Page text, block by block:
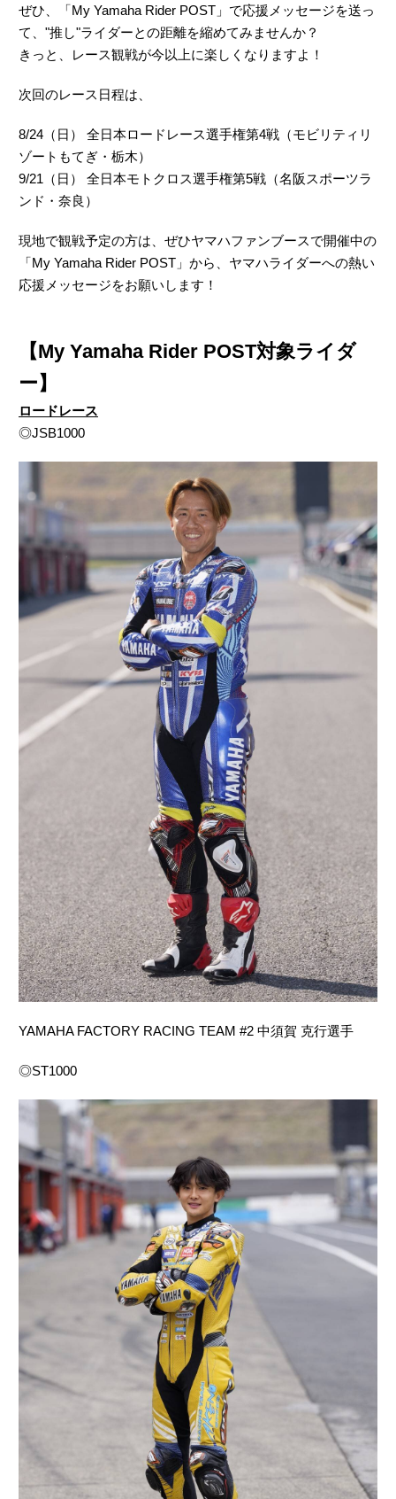
ぜひ、「My Yamaha Rider POST」で応援メッセージを送っ
て、"推し"ライダーとの距離を縮めてみませんか？
きっと、レース観戦が今以上に楽しくなりますよ！
次回のレース日程は、
8/24（日） 全日本ロードレース選手権第4戦（モビリティリ
ゾートもてぎ・栃木）
9/21（日） 全日本モトクロス選手権第5戦（名阪スポーツラ
ンド・奈良）
現地で観戦予定の方は、ぜひヤマハファンブースで開催中の
「My Yamaha Rider POST」から、ヤマハライダーへの熱い
応援メッセージをお願いします！
【My Yamaha Rider POST対象ライダ
ー】
ロードレース
◎JSB1000
YAMAHA FACTORY RACING TEAM #2 中須賀 克行選手
◎ST1000